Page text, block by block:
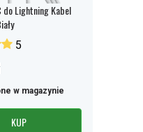
do Lightning Kabel
5
w magazynie
KUP